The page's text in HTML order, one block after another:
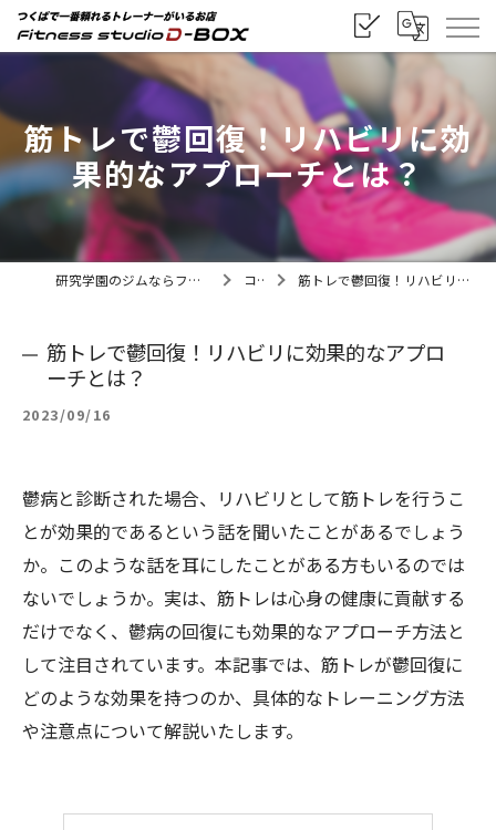
筋トレで鬱回復！リハビリに効
果的なアプローチとは？
研究学園のジムならフィットネススタジオD-BOX コラム 筋トレで鬱回復！リハビリに効果的なアプローチとは？
筋トレで鬱回復！リハビリに効果的なアプロ
ーチとは？
2023/09/16
鬱病と診断された場合、リハビリとして筋トレを行うこ
とが効果的であるという話を聞いたことがあるでしょう
か。このような話を耳にしたことがある方もいるのでは
ないでしょうか。実は、筋トレは心身の健康に貢献する
だけでなく、鬱病の回復にも効果的なアプローチ方法と
して注目されています。本記事では、筋トレが鬱回復に
どのような効果を持つのか、具体的なトレーニング方法
や注意点について解説いたします。